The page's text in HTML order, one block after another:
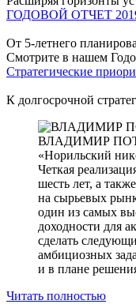
ГОДОВОЙ ОТЧЕТ
От 5-летнего
Смотрите в нашем
Стратегические
К долгосрочной
ВЛАДИМИР
«Норильский
Четкая
шесть лет, а
на сырьевых
один из самых
доходности для
сделать
амбициозных
и в плане
Читать полностью